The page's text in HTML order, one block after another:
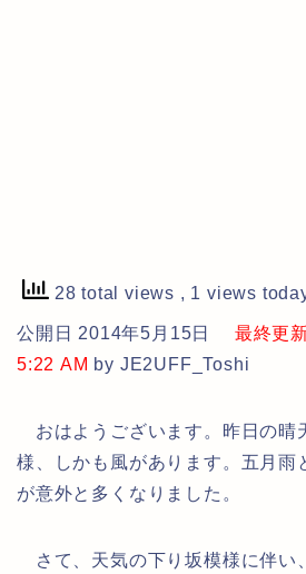
28 total views , 1 views
公開日 2014年5月15日
最終更
5:22 AM by JE2UFF_Toshi
おはようございます。昨日の晴
様、しかも風があります。五月雨
が意外と多くなりました。
さて、天気の下り坂模様に伴い